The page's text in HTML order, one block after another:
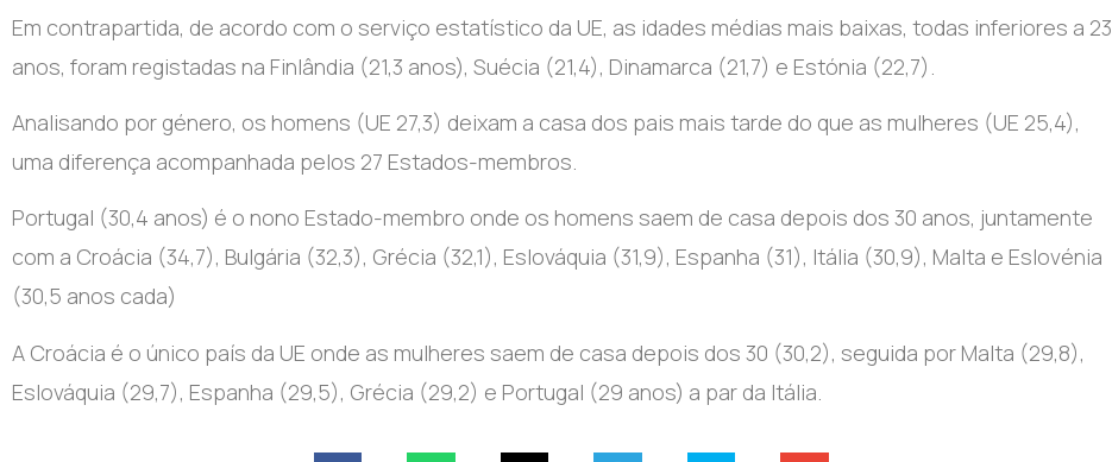
Em contrapartida, de acordo com o serviço estatístico da UE, as idades médias mais baixas, todas inferiores a 23
anos, foram registadas na Finlândia (21,3 anos), Suécia (21,4), Dinamarca (21,7) e Estónia (22,7).
Analisando por género, os homens (UE 27,3) deixam a casa dos pais mais tarde do que as mulheres (UE 25,4),
uma diferença acompanhada pelos 27 Estados-membros.
Portugal (30,4 anos) é o nono Estado-membro onde os homens saem de casa depois dos 30 anos, juntamente
com a Croácia (34,7), Bulgária (32,3), Grécia (32,1), Eslováquia (31,9), Espanha (31), Itália (30,9), Malta e Eslovénia
(30,5 anos cada)
A Croácia é o único país da UE onde as mulheres saem de casa depois dos 30 (30,2), seguida por Malta (29,8),
Eslováquia (29,7), Espanha (29,5), Grécia (29,2) e Portugal (29 anos) a par da Itália.